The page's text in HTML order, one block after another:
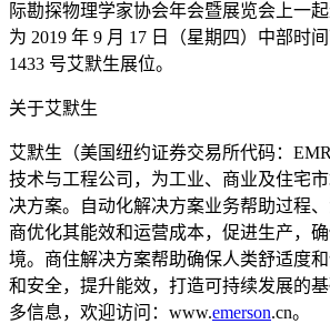
际勘探物理学家协会年会暨展览会上一
为 2019 年 9 月 17 日（星期四）中部时
1433 号艾默生展位。
关于艾默生
艾默生（美国纽约证券交易所代码：
技术与工程公司，为工业、商业及住宅
决方案。自动化解决方案业务帮助过程
商优化其能效和运营成本，促进生产，
境。商住解决方案帮助确保人类舒适度
和安全，提升能效，打造可持续发展的
多信息，欢迎访问：www.emerson.cn。